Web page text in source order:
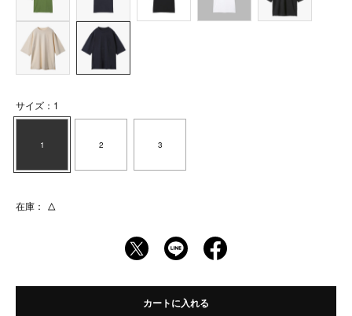
サイズ：1
1 2 3
在庫： △
カートに入れる